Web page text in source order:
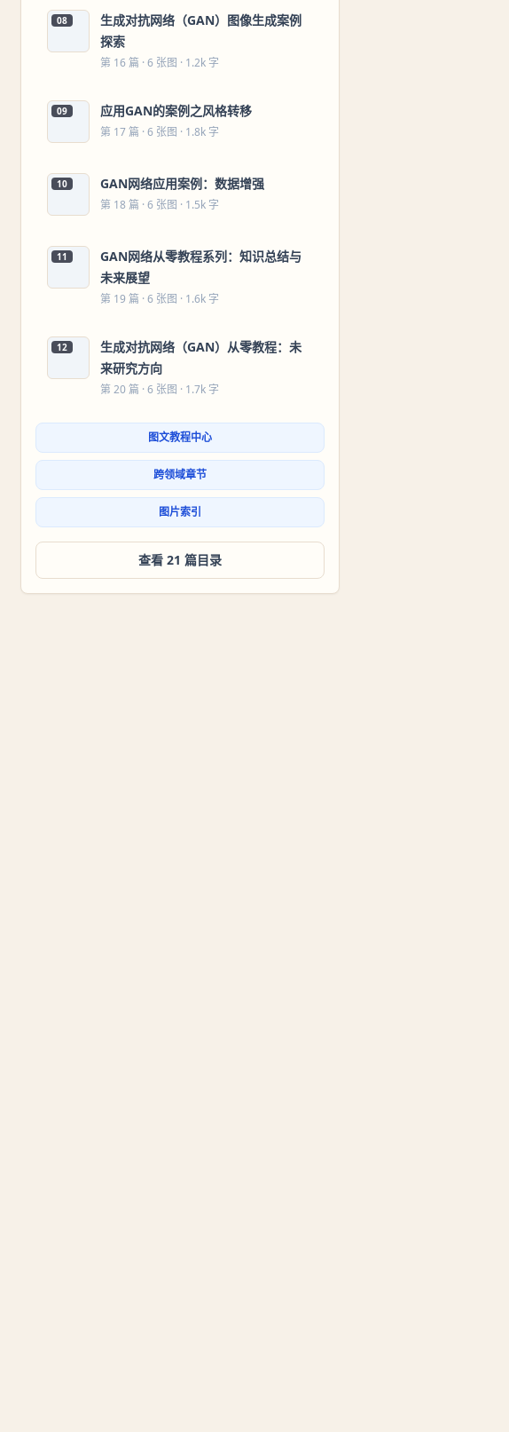
08
生成对抗网络（GAN）图像生成案例
探索
第 16 篇 · 6 张图 · 1.2k 字
09 应用GAN的案例之风格转移
第 17 篇 · 6 张图 · 1.8k 字
10 GAN网络应用案例：数据增强
第 18 篇 · 6 张图 · 1.5k 字
11
GAN网络从零教程系列：知识总结与
未来展望
第 19 篇 · 6 张图 · 1.6k 字
12
生成对抗网络（GAN）从零教程：未
来研究方向
第 20 篇 · 6 张图 · 1.7k 字
图文教程中心
跨领域章节
图片索引
查看 21 篇目录